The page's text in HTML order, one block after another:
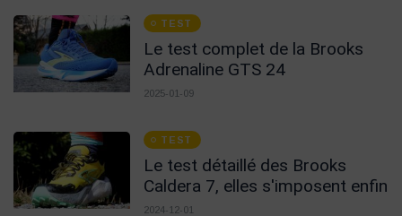
TEST
Le test complet de la Brooks
Adrenaline GTS 24
2025-01-09
TEST
Le test détaillé des Brooks
Caldera 7, elles s'imposent enfin
2024-12-01